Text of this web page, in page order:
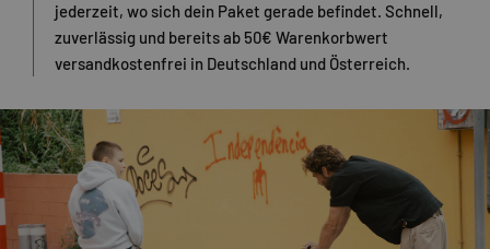
jederzeit, wo sich dein Paket gerade befindet. Schnell,
zuverlässig und bereits ab 50€ Warenkorbwert
versandkostenfrei in Deutschland und Österreich.